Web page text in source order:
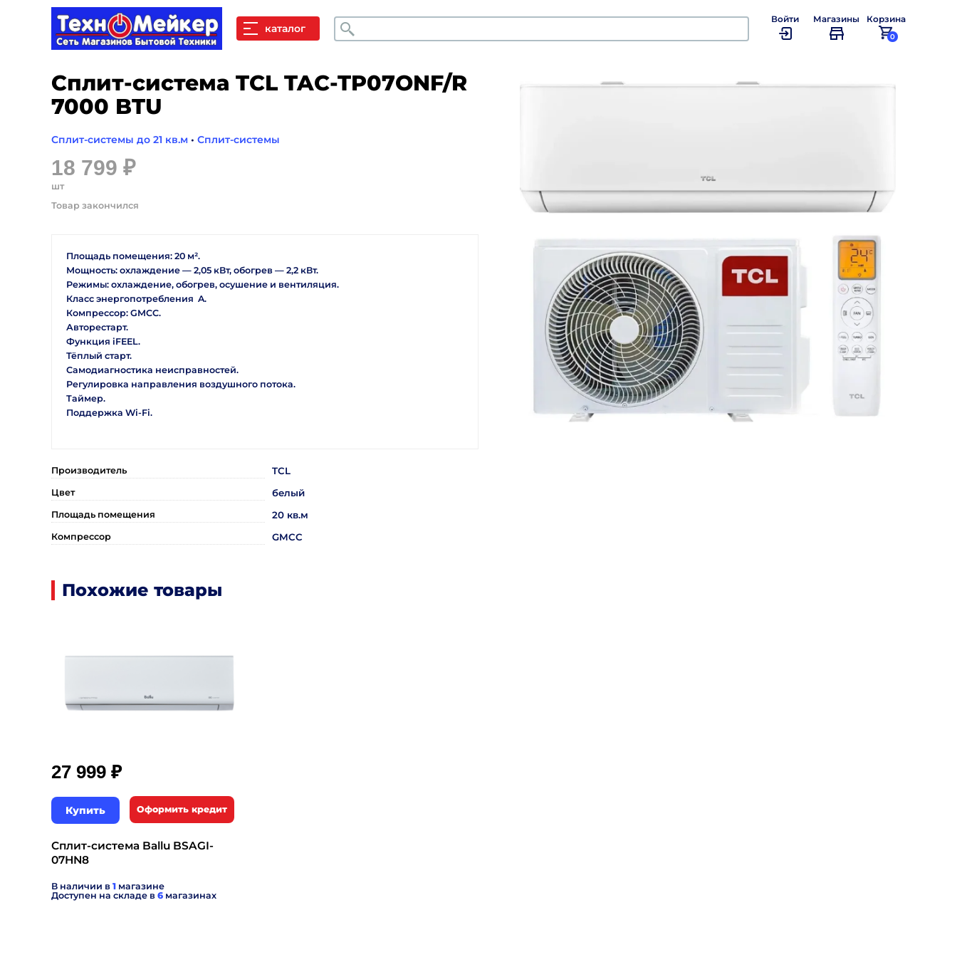
каталог Поиск Войти Магазины Корзина
0
Сплит-система TCL TAC-TP07ONF/R
7000 BTU
Сплит-системы до 21 кв.м • Сплит-системы
18 799 ₽
шт
Площадь помещения: 20 м².
Мощность: охлаждение — 2,05 кВт, обогрев — 2,2 кВт.
Режимы: охлаждение, обогрев, осушение и вентиляция.
Класс энергопотребления A.
Компрессор: GMCC.
Авторестарт.
Функция iFEEL.
Тёплый старт.
Самодиагностика неисправностей.
Регулировка направления воздушного потока.
Таймер.
Поддержка Wi-Fi.
Производитель TCL
Цвет белый
Площадь помещения 20 кв.м
Компрессор GMCC
Похожие товары
27 999 ₽
Купить Оформить кредит
Сплит-система Ballu BSAGI-
07HN8
В наличии в 1 магазине
Доступен на складе в 6 магазинах